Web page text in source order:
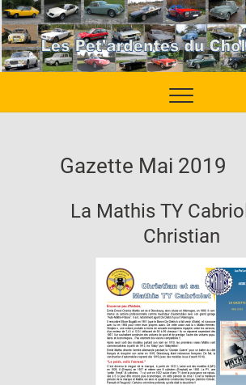
Skip
to
content
Gazette Mai 2019
La Mathis TY
Christian